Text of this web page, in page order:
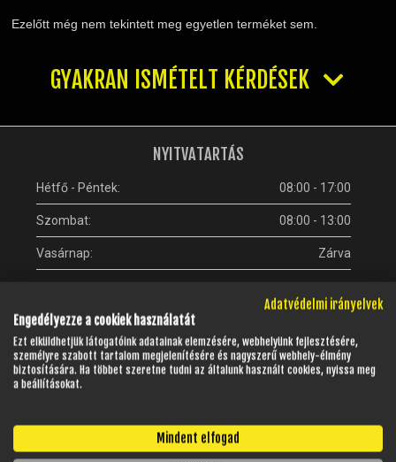
ZÁRAK, GYÚJTÁSKAPCSOLÓK
%KÉSZLET KISÖPRÉS%
Ezelőtt még nem tekintett meg egyetlen terméket sem.
GYAKRAN ISMÉTELT KÉRDÉSEK
NYITVATARTÁS
Hétfő - Péntek: 08:00 - 17:00
Szombat: 08:00 - 13:00
Vasárnap: Zárva
Ügyfélszolgálat (központ):
Adatvédelmi irányelvek
Engedélyezze a cookiek használatát
Ezt elküldhetjük látogatóink adatainak elemzésére, webhelyünk fejlesztésére,
személyre szabott tartalom megjelenítésére és nagyszerű webhely-élmény
biztosítására. Ha többet szeretne tudni az általunk használt cookies, nyissa meg
a beállításokat.
Mindent elfogad